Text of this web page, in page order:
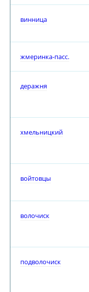
винница
жмеринка-пасс.
деражня
хмельницкий
войтовцы
волочиск
подволочиск